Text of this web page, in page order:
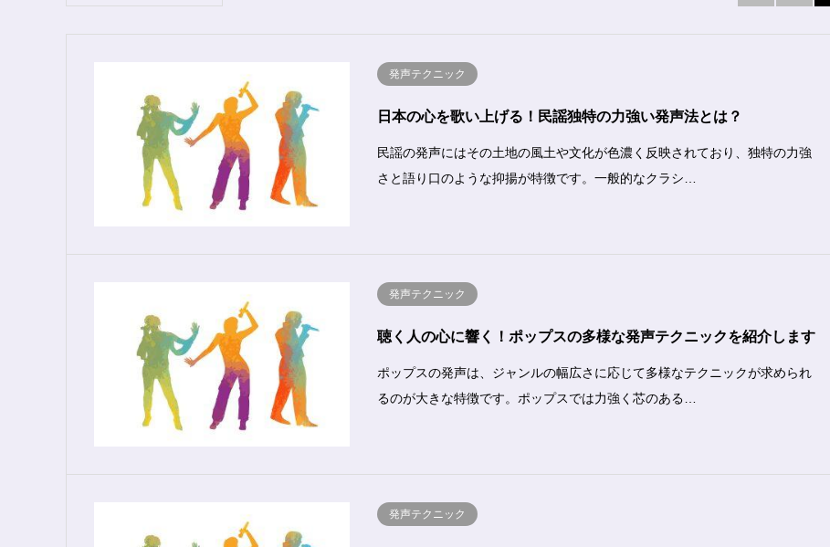
発声テクニック
日本の心を歌い上げる！民謡独特の力強い発声法とは？
民謡の発声にはその土地の風土や文化が色濃く反映されており、独特の力強
さと語り口のような抑揚が特徴です。一般的なクラシ…
発声テクニック
聴く人の心に響く！ポップスの多様な発声テクニックを紹介します
ポップスの発声は、ジャンルの幅広さに応じて多様なテクニックが求められ
るのが大きな特徴です。ポップスでは力強く芯のある…
発声テクニック